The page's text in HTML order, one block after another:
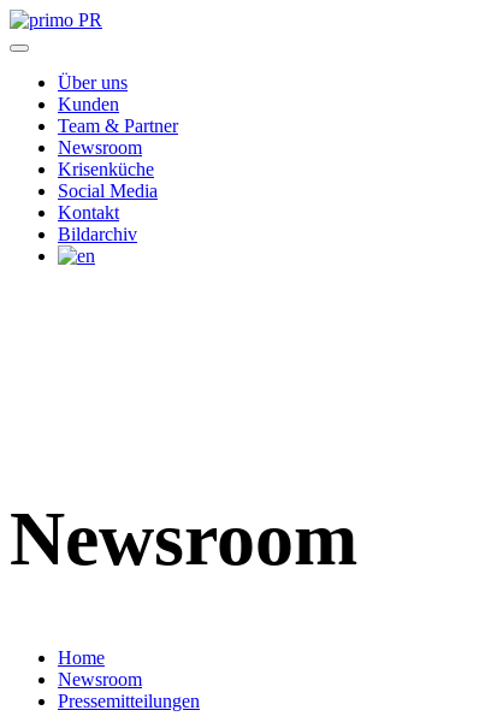
Über uns
Kunden
Team & Partner
Newsroom
Krisenküche
Social Media
Kontakt
Bildarchiv
Newsroom
Home
Newsroom
Pressemitteilungen